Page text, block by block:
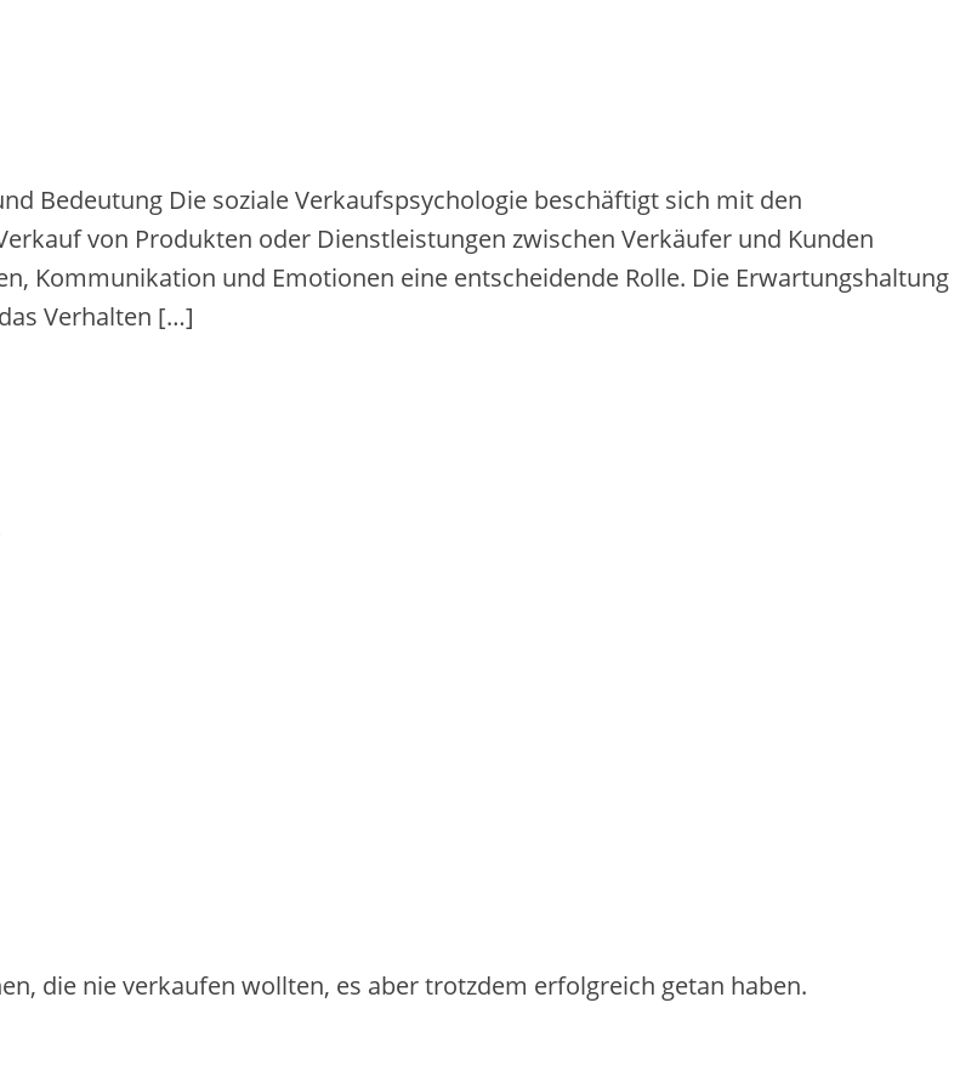
Bedeutung Die soziale Verkaufspsychologie beschäftigt sich mit den
von Produkten oder Dienstleistungen zwischen Verkäufer und Kunden
Kommunikation und Emotionen eine entscheidende Rolle. Die Erwartungshaltung
Verhalten […]
die nie verkaufen wollten, es aber trotzdem erfolgreich getan haben.